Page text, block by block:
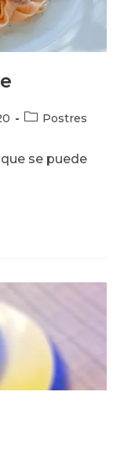
Categoría
entrada:
Postres
se puede